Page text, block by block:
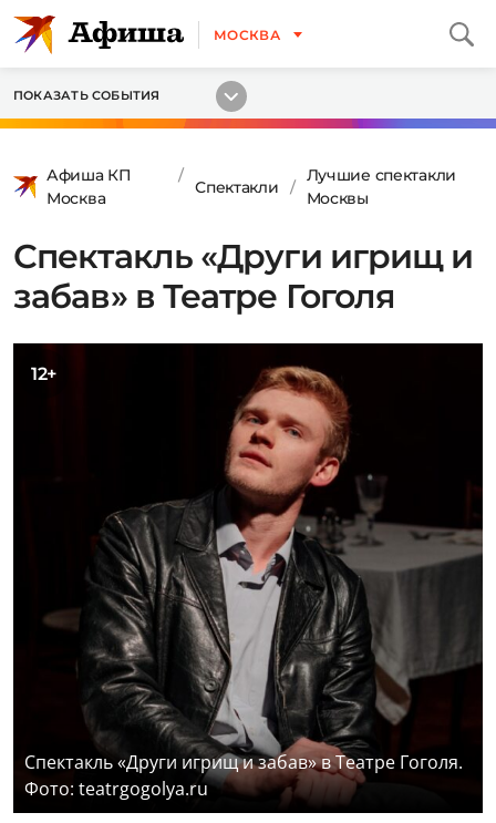
МОСКВА
ПОКАЗАТЬ СОБЫТИЯ
Афиша КП
Москва
Спектакли
Лучшие спектакли
Москвы
Спектакль «Други игрищ и
забав» в Театре Гоголя
12+
Спектакль «Други игрищ и забав» в Театре Гоголя.
Фото: teatrgogolya.ru